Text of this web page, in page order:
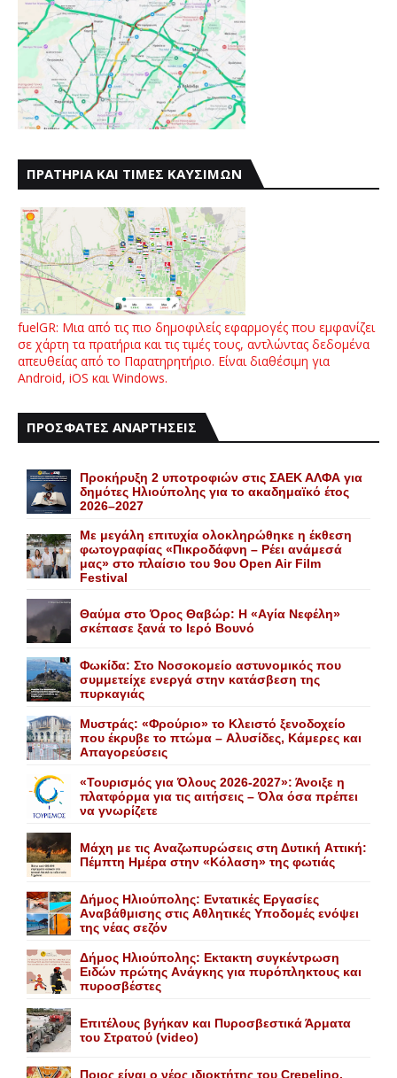
ΠΡΑΤΗΡΙΑ ΚΑΙ ΤΙΜΕΣ ΚΑΥΣΙΜΩΝ
fuelGR: Μια από τις πιο δημοφιλείς εφαρμογές που εμφανίζει
σε χάρτη τα πρατήρια και τις τιμές τους, αντλώντας δεδομένα
απευθείας από το Παρατηρητήριο. Είναι διαθέσιμη για
Android, iOS και Windows.
ΠΡΟΣΦΑΤΕΣ ΑΝΑΡΤΗΣΕΙΣ
Προκήρυξη 2 υποτροφιών στις ΣΑΕΚ ΑΛΦΑ για
δημότες Ηλιούπολης για το ακαδημαϊκό έτος
2026–2027
Με μεγάλη επιτυχία ολοκληρώθηκε η έκθεση
φωτογραφίας «Πικροδάφνη – Ρέει ανάμεσά
μας» στο πλαίσιο του 9ου Open Air Film
Festival
Θαύμα στο Όρος Θαβώρ: H «Aγία Nεφέλη»
σκέπασε ξανά το Iερό Bουνό
Φωκίδα: Στο Νοσοκομείο αστυνομικός που
συμμετείχε ενεργά στην κατάσβεση της
πυρκαγιάς
Mυστράς: «Φρούριο» το Kλειστό ξενοδοχείο
που έκρυβε το πτώμα – Aλυσίδες, Kάμερες και
Aπαγορεύσεις
«Τουρισμός για Όλους 2026-2027»: Άνοιξε η
πλατφόρμα για τις αιτήσεις – Όλα όσα πρέπει
να γνωρίζετε
Mάχη με τις Aναζωπυρώσεις στη Δυτική Aττική:
Πέμπτη Hμέρα στην «Kόλαση» της φωτιάς
Δήμος Ηλιούπολης: Eντατικές Eργασίες
Aναβάθμισης στις Aθλητικές Yποδομές ενόψει
της νέας σεζόν
Δήμος Ηλιούπολης: Eκτακτη συγκέντρωση
Eιδών πρώτης Aνάγκης για πυρόπληκτους και
πυροσβέστες
Επιτέλους βγήκαν και Πυροσβεστικά Άρματα
του Στρατού (video)
Ποιος είναι ο νέος ιδιοκτήτης του Crepelino.